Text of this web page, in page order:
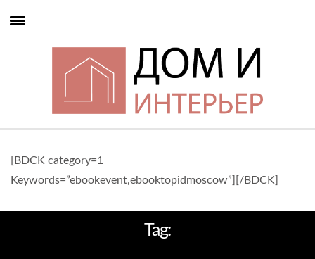
[BDCK category=1
Keywords=”ebookevent,ebooktopidmoscow”][/BDCK]
Tag: